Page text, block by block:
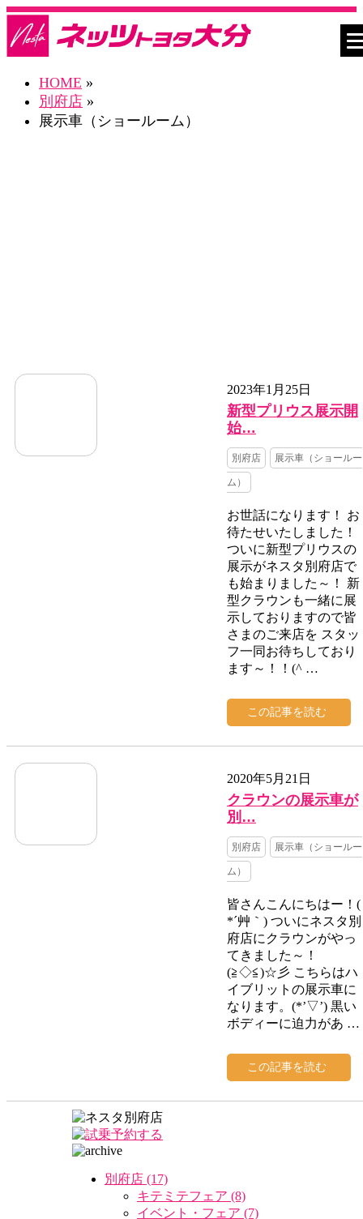
HOME »
別府店 »
展示車（ショールーム）
2023年1月25日
新型プリウス展示開
始…
別府店 展示車（ショールー
ム）
お世話になります！ お
待たせいたしました！
ついに新型プリウスの
展示がネスタ別府店で
も始まりました～！ 新
型クラウンも一緒に展
示しておりますので皆
さまのご来店を スタッ
フ一同お待ちしており
ます～！！(^ …
この記事を読む
2020年5月21日
クラウンの展示車が
別…
別府店 展示車（ショールー
ム）
皆さんこんにちはー！(
*´艸｀) ついにネスタ別
府店にクラウンがやっ
てきました～！
(≧◇≦)☆彡 こちらはハ
イブリットの展示車に
なります。(*’▽’) 黒い
ボディーに迫力があ …
この記事を読む
別府店 (17)
キテミテフェア (8)
イベント・フェア (7)